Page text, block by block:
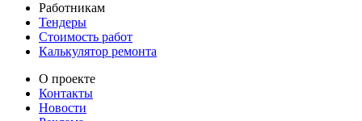
Работникам
Тендеры
Стоимость работ
Калькулятор ремонта
О проекте
Контакты
Новости